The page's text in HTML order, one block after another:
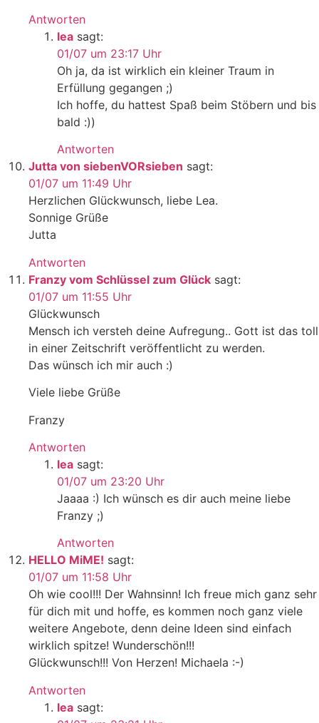
Antworten
lea sagt:
01/07 um 23:17 Uhr
Oh ja, da ist wirklich ein kleiner Traum in
Erfüllung gegangen ;)
Ich hoffe, du hattest Spaß beim Stöbern und bis
bald :))
Antworten
Jutta von siebenVORsieben sagt:
01/07 um 11:49 Uhr
Herzlichen Glückwunsch, liebe Lea.
Sonnige Grüße
Jutta
Antworten
Franzy vom Schlüssel zum Glück sagt:
01/07 um 11:55 Uhr
Glückwunsch
Mensch ich versteh deine Aufregung.. Gott ist das toll
in einer Zeitschrift veröffentlicht zu werden.
Das wünsch ich mir auch :)
Viele liebe Grüße
Franzy
Antworten
lea sagt:
01/07 um 23:20 Uhr
Jaaaa :) Ich wünsch es dir auch meine liebe
Franzy ;)
Antworten
HELLO MiME! sagt:
01/07 um 11:58 Uhr
Oh wie cool!!! Der Wahnsinn! Ich freue mich ganz sehr
für dich mit und hoffe, es kommen noch ganz viele
weitere Angebote, denn deine Ideen sind einfach
wirklich spitze! Wunderschön!!!
Glückwunsch!!! Von Herzen! Michaela :-)
Antworten
lea sagt: